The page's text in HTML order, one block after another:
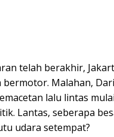
telah berakhir,
bermotor. Malahan,
lalu lintas
Lantas, seberapa
udara setempat?